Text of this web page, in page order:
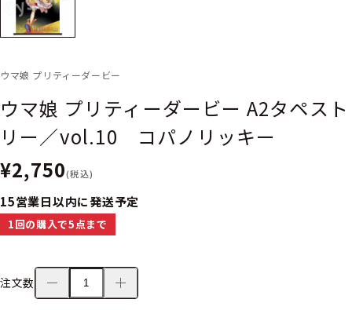
ウマ娘 プリティーダービー
ウマ娘 プリティーダービー A2タペスト
リー／vol.10 コパノリッキー
¥2,750(税込)
15営業日以内に発送予定
1回の購入で5点まで
注文数